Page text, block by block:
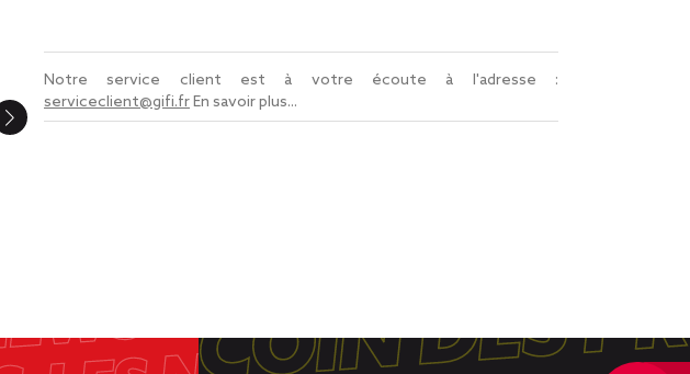
Notre service client est à votre écoute à l'adresse :
serviceclient@gifi.frEn savoir plus...